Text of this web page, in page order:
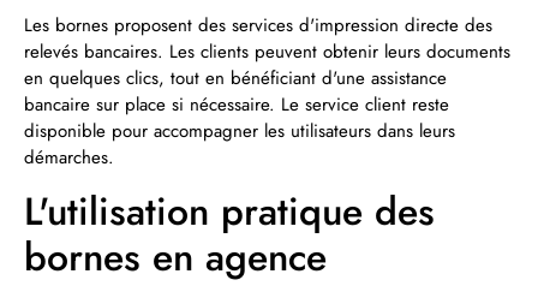
Les bornes proposent des services d'impression directe des
relevés bancaires. Les clients peuvent obtenir leurs documents
en quelques clics, tout en bénéficiant d'une assistance
bancaire sur place si nécessaire. Le service client reste
disponible pour accompagner les utilisateurs dans leurs
démarches.
L'utilisation pratique des
bornes en agence